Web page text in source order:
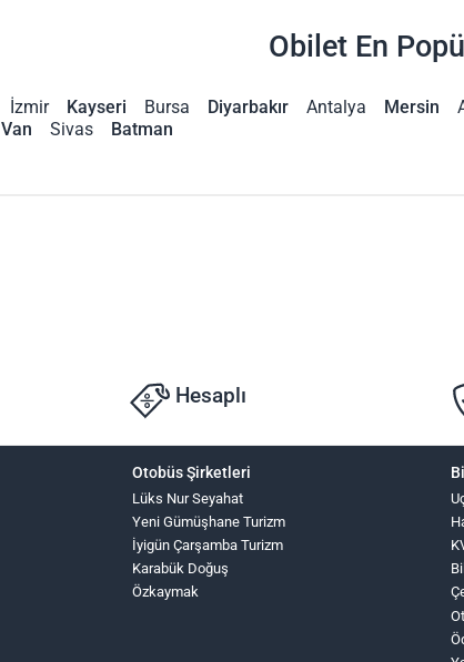
Obilet En
İzmir Kayseri Bursa Diyarbakır Antalya Mersin
Van Sivas Batman
Hesaplı
Otobüs Şirketleri
Lüks Nur Seyahat
Yeni Gümüşhane Turizm
İyigün Çarşamba Turizm
Karabük Doğuş
Özkaymak